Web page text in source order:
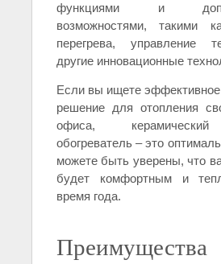
функциями и
возможностями, такими
перегрева, управление
другие инновационные
Если вы ищете эффективное
решение для отопления
офиса,
обогреватель – это
можете быть уверены, что
будет комфортным и
время года.
Преимущества